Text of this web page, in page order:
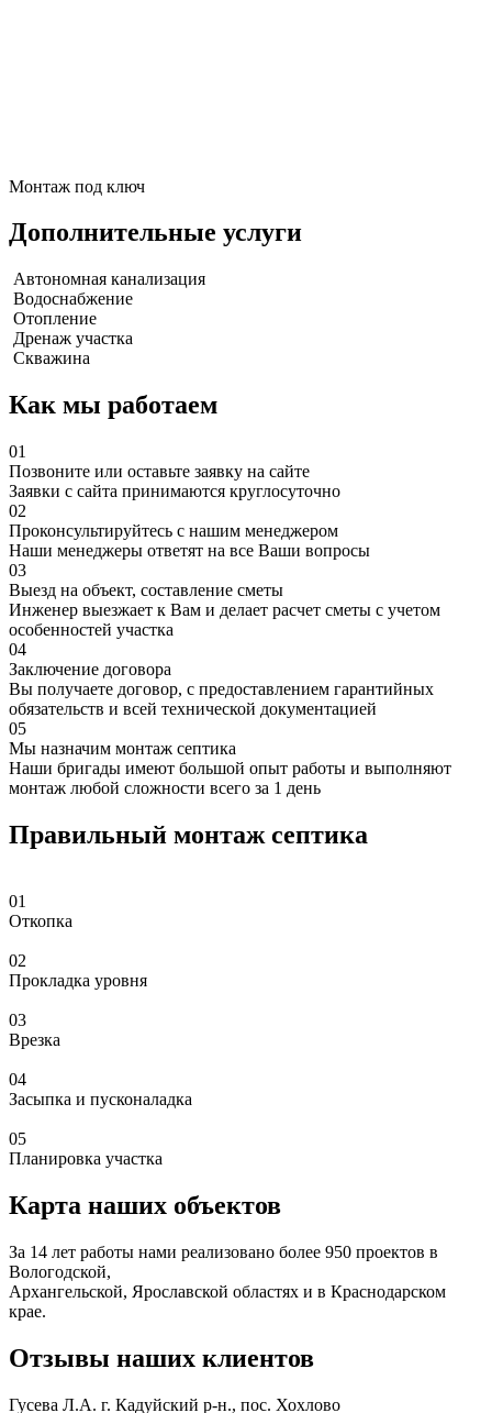
Монтаж под ключ
Дополнительные услуги
Автономная канализация
Водоснабжение
Отопление
Дренаж участка
Скважина
Как мы работаем
01
Позвоните или оставьте заявку на сайте
Заявки с сайта принимаются круглосуточно
02
Проконсультируйтесь с нашим менеджером
Наши менеджеры ответят на все Ваши вопросы
03
Выезд на объект, составление сметы
Инженер выезжает к Вам и делает расчет сметы с учетом
особенностей участка
04
Заключение договора
Вы получаете договор, с предоставлением гарантийных
обязательств и всей технической документацией
05
Мы назначим монтаж септика
Наши бригады имеют большой опыт работы и выполняют
монтаж любой сложности всего за 1 день
Правильный монтаж септика
01
Откопка
02
Прокладка уровня
03
Врезка
04
Засыпка и пусконаладка
05
Планировка участка
Карта наших объектов
За 14 лет работы нами реализовано более 950 проектов в
Вологодской,
Архангельской, Ярославской областях и в Краснодарском
крае.
Отзывы наших клиентов
Гусева Л.А. г. Кадуйский р-н., пос. Хохлово